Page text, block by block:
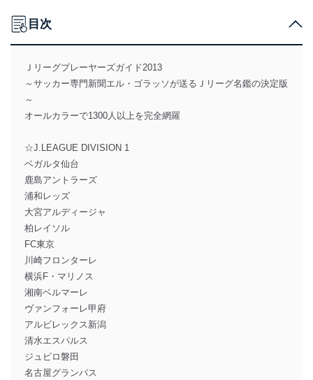
目次
Ｊリーグプレーヤーズガイド2013
～サッカー専門新聞エル・ゴラッソが送るＪリーグ名鑑の決定版
～
オールカラーで1300人以上を完全網羅
☆J.LEAGUE DIVISION 1
ベガルタ仙台
鹿島アントラーズ
浦和レッズ
大宮アルディージャ
柏レイソル
FC東京
川崎フロンターレ
横浜F・マリノス
湘南ベルマーレ
ヴァンフォーレ甲府
アルビレックス新潟
清水エスパルス
ジュビロ磐田
名古屋グランパス